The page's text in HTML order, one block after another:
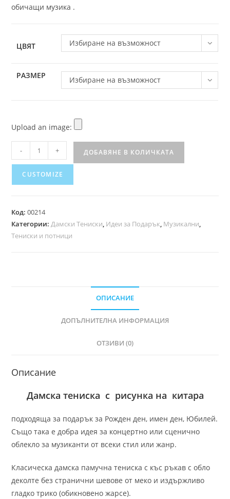
обичащи музика .
ЦВЯТ Избиране на възможност
РАЗМЕР Избиране на възможност
Upload an image:
- + ДОБАВЯНЕ В КОЛИЧКАТА
CUSTOMIZE
Код:00214
Категории:Дамски Тениски, Идеи за Подарък, Музикални,
Тениски и потници
ОПИСАНИЕ
ДОПЪЛНИТЕЛНА ИНФОРМАЦИЯ
ОТЗИВИ (0)
Описание
Дамска тениска с рисунка на китара
подходяща за подарък за Рожден ден, имен ден, Юбилей.
Също така е добра идея за концертно или сценично
облекло за музиканти от всеки стил или жанр.
Класическа дамска памучна тениска с къс ръкав с обло
деколте без странични шевове от меко и издържливо
гладко трико (обикновено жарсе).